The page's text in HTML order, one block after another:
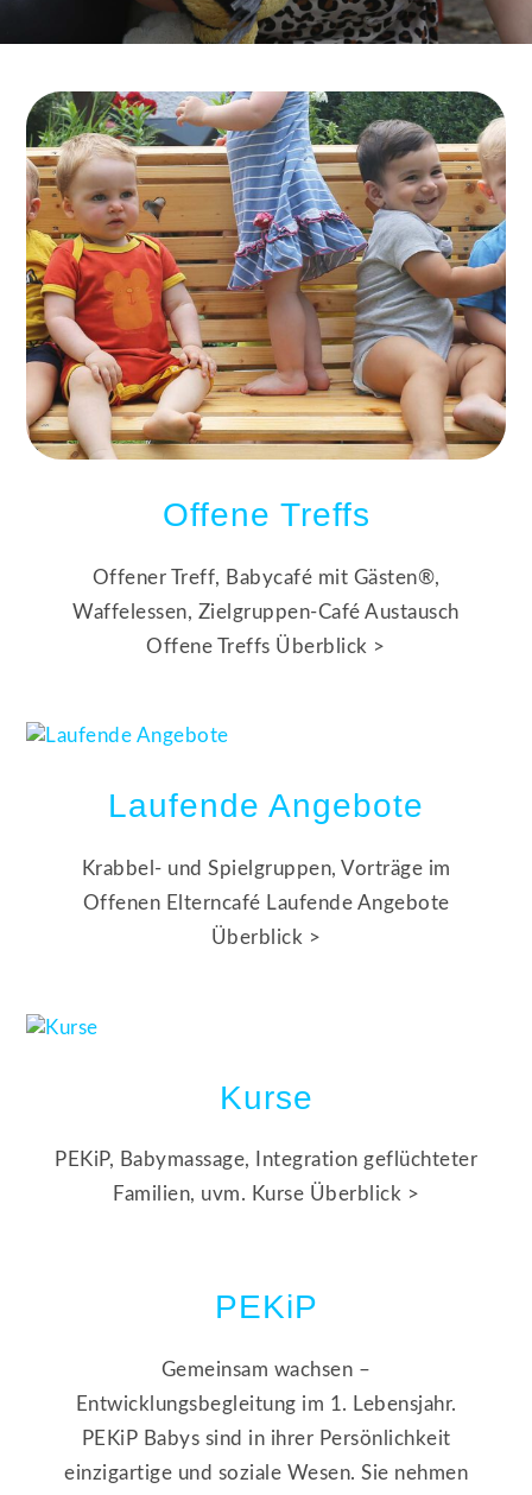
Offene Treffs
Offener Treff, Babycafé mit Gästen®,
Waffelessen, Zielgruppen-Café Austausch
Offene Treffs Überblick >
Laufende Angebote
Krabbel- und Spielgruppen, Vorträge im
Offenen Elterncafé Laufende Angebote
Überblick >
Kurse
PEKiP, Babymassage, Integration geflüchteter
Familien, uvm. Kurse Überblick >
PEKiP
Gemeinsam wachsen –
Entwicklungsbegleitung im 1. Lebensjahr.
PEKiP Babys sind in ihrer Persönlichkeit
einzigartige und soziale Wesen. Sie nehmen